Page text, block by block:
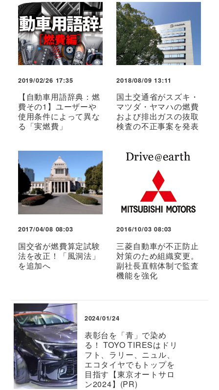
2019/02/26 17:35
【自動車用語辞典：燃
費その1】ユーザーや
使用条件によって異な
る「実燃費」
2018/08/09 13:11
国土交通省がスズキ・
マツダ・ヤマハの燃費
および排出ガスの抜取
検査の不正事案を発表
2017/04/08 08:03
国交省が燃費算定試験
法を改正！「風洞法」
を追加へ
2016/10/03 08:03
三菱自動車が不正防止
対策のため組織変更。
副社長直轄体制で監査
機能を強化
2024/01/24
表彰台を「青」で染め
る！ TOYO TIRESはドリ
フト、ラリー、ニュル、
エコタイヤでもトップを
目指す【東京オートサロ
ン2024】(PR)